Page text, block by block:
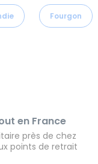
Fourgon
en France
près de chez
points de retrait